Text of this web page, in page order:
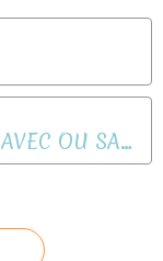
FILET MIGNON AU MAROILLES AVEC OU SANS COOKEO